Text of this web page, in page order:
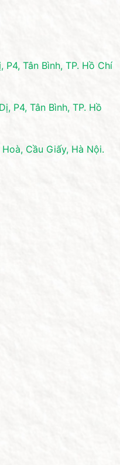
P4, Tân Bình, TP. Hồ Chí
P4, Tân Bình, TP. Hồ
Cầu Giấy, Hà Nội.